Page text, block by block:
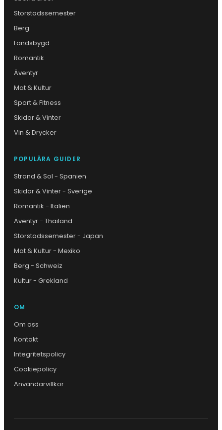
Storstadssemester
Berg
Landsbygd
Romantik
Äventyr
Mat & Kultur
Sport & Fitness
Skidor & Vinter
Vin & Drycker
POPULÄRA GUIDER
Strand & Sol - Spanien
Skidor & Vinter - Sverige
Romantik - Italien
Äventyr - Thailand
Storstadssemester - Japan
Mat & Kultur - Mexiko
Berg - Schweiz
Kultur - Grekland
OM
Om oss
Kontakt
Integritetspolicy
Cookiepolicy
Användarvillkor